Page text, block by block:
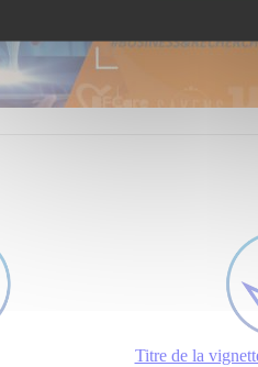
Titre de la